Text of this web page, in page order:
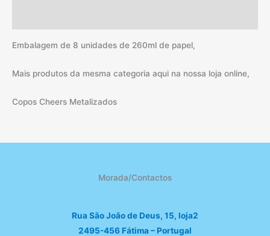
Embalagem de 8 unidades de 260ml de papel,
Mais produtos da mesma categoria aqui na nossa loja online,
Copos Cheers Metalizados
Morada/Contactos
Rua São João de Deus, 15, loja2
2495-456 Fátima – Portugal